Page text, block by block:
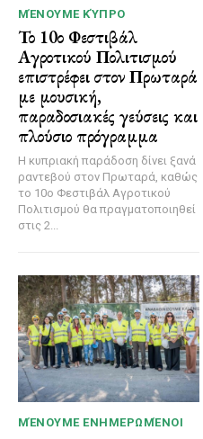
ΜΈΝΟΥΜΕ ΚΎΠΡΟ
Το 10ο Φεστιβάλ
Αγροτικού Πολιτισμού
επιστρέφει στον Πρωταρά
με μουσική,
παραδοσιακές γεύσεις και
πλούσιο πρόγραμμα
Η κυπριακή παράδοση δίνει ξανά
ραντεβού στον Πρωταρά, καθώς
το 10ο Φεστιβάλ Αγροτικού
Πολιτισμού θα πραγματοποιηθεί
στις 2...
ΜΈΝΟΥΜΕ ΕΝΗΜΕΡΩΜΈΝΟΙ